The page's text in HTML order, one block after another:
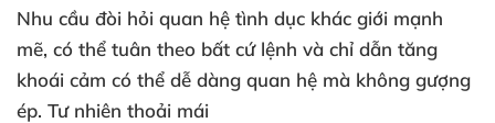
Nhu cầu đòi hỏi quan hệ tình dục khác giới mạnh
mẽ, có thể tuân theo bất cứ lệnh và chỉ dẫn tăng
khoái cảm có thể dễ dàng quan hệ mà không gượng
ép. Tư nhiên thoải mái